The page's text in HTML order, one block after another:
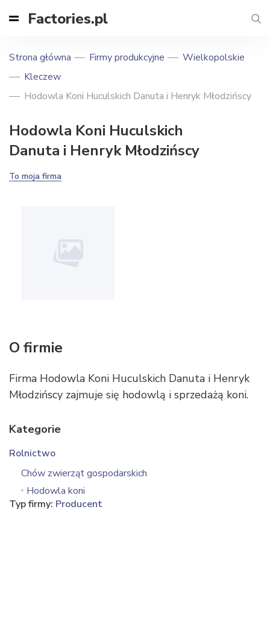
Factories.pl
Strona główna Firmy produkcyjne
Wielkopolskie
Kleczew
Hodowla Koni Huculskich Danuta i Henryk Młodzińscy
Hodowla Koni Huculskich
Danuta i Henryk Młodzińscy
To moja firma
O firmie
Firma Hodowla Koni Huculskich Danuta i Henryk
Młodzińscy zajmuje się hodowlą i sprzedażą koni.
Kategorie
Rolnictwo
Chów zwierząt gospodarskich
Hodowla koni
Typ firmy: Producent